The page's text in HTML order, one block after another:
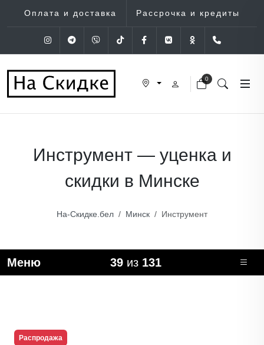
Оплата и доставка Рассрочка и кредиты
InstagramTelegram
Viber Tik-Tok Facebook
VK OK
0
Инструмент — уценка и
скидки в Минске
На-Скидке.бел Минск Инструмент
Меню 39 из 131
Распродажа